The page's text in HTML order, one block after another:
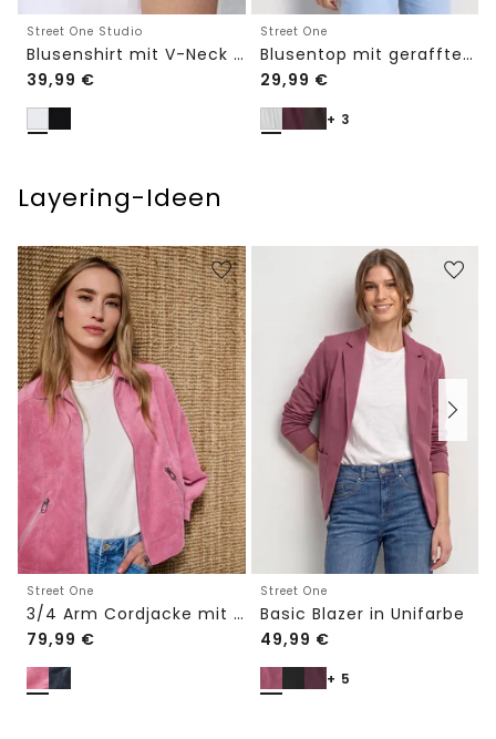
Street One Studio
Blusenshirt mit V-Neck und Spitze
39,99 €
Street One
Blusentop mit gerafftem Rundhals
29,99 €
+ 3
Layering-Ideen
Street One
3/4 Arm Cordjacke mit Hemdkragen
79,99 €
Street One
Basic Blazer in Unifarbe
49,99 €
+ 5